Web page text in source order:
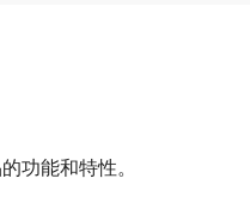
功能和特性。